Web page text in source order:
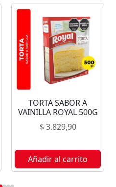
TORTA SABOR A
VAINILLA ROYAL 500G
$3.829,90
Añadir al carrito